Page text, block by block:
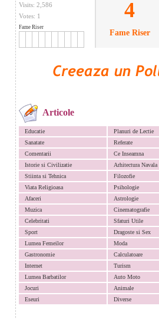
Visits: 2,586
Votes: 1
Fame Riser
4
Fame Riser
Articole
Educatie
Planuri de Lectie
Sanatate
Referate
Comentarii
Ce Inseamna
Istorie si Civilizatie
Arhitectura Navala
Stiinta si Tehnica
Filozofie
Viata Religioasa
Psihologie
Afaceri
Astrologie
Muzica
Cinematografie
Celebritati
Sfaturi Utile
Sport
Dragoste si Sex
Lumea Femeilor
Moda
Gastronomie
Calculatoare
Internet
Turism
Lumea Barbatilor
Auto Moto
Jocuri
Animale
Eseuri
Diverse